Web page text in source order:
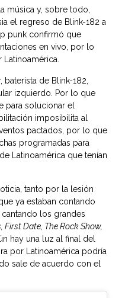
música y, sobre todo,
el regreso de Blink-182 a
punk confirmó que
en vivo, por lo
, baterista de Blink-182,
izquierdo. Por lo que
para solucionar el
imposibilita al
pactados, por lo que
programadas para
Latinoamérica que tenían
tanto por la lesión
ya estaban contando
los grandes
First Date, The Rock Show,
hay una luz al final del
por Latinoamérica podría
sale de acuerdo con el